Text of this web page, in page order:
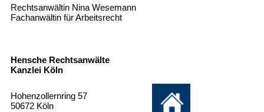
Rechtsanwältin Nina Wesemann
Fachanwältin für Arbeitsrecht
Hensche Rechtsanwälte
Kanzlei Köln
Hohenzollernring 57
50672 Köln